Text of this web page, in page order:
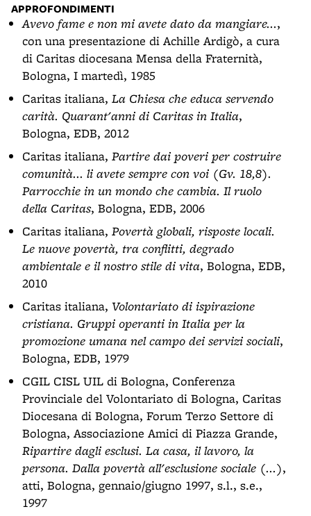
APPROFONDIMENTI
Avevo fame e non mi avete dato da mangiare...,
con una presentazione di Achille Ardigò, a cura
di Caritas diocesana Mensa della Fraternità,
Bologna, I martedì, 1985
Caritas italiana, La Chiesa che educa servendo
carità. Quarant'anni di Caritas in Italia,
Bologna, EDB, 2012
Caritas italiana, Partire dai poveri per costruire
comunità... li avete sempre con voi (Gv. 18,8).
Parrocchie in un mondo che cambia. Il ruolo
della Caritas, Bologna, EDB, 2006
Caritas italiana, Povertà globali, risposte locali.
Le nuove povertà, tra conflitti, degrado
ambientale e il nostro stile di vita, Bologna, EDB,
2010
Caritas italiana, Volontariato di ispirazione
cristiana. Gruppi operanti in Italia per la
promozione umana nel campo dei servizi sociali,
Bologna, EDB, 1979
CGIL CISL UIL di Bologna, Conferenza
Provinciale del Volontariato di Bologna, Caritas
Diocesana di Bologna, Forum Terzo Settore di
Bologna, Associazione Amici di Piazza Grande,
Ripartire dagli esclusi. La casa, il lavoro, la
persona. Dalla povertà all'esclusione sociale (...),
atti, Bologna, gennaio/giugno 1997, s.l., s.e.,
1997